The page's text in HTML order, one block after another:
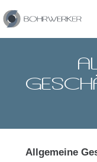
Allgemeine